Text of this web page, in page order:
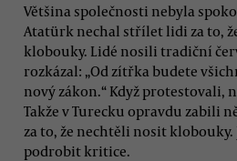
Většina společnosti nebyla
Atatürk nechal střílet lidi za to,
klobouky. Lidé nosili tradiční
rozkázal: „Od zítřka budete
nový zákon.“ Když protestovali,
Takže v Turecku opravdu zabili
za to, že nechtěli nosit klobouky.
podrobit kritice.